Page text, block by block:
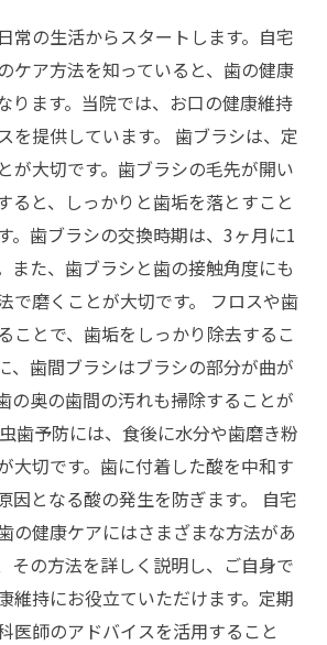
常の生活からスタートします。自宅
ケア方法を知っていると、歯の健康
ります。当院では、お口の健康維持
を提供しています。 歯ブラシは、定
が大切です。歯ブラシの毛先が開い
ると、しっかりと歯垢を落とすこと
。歯ブラシの交換時期は、3ヶ月に1
また、歯ブラシと歯の接触角度にも
で磨くことが大切です。 フロスや歯
ことで、歯垢をしっかり除去するこ
、歯間ブラシはブラシの部分が曲が
の奥の歯間の汚れも掃除することが
歯予防には、食後に水分や歯磨き粉
大切です。歯に付着した酸を中和す
因となる酸の発生を防ぎます。 自宅
の健康ケアにはさまざまな方法があ
その方法を詳しく説明し、ご自身で
維持にお役立ていただけます。定期
医師のアドバイスを活用すること